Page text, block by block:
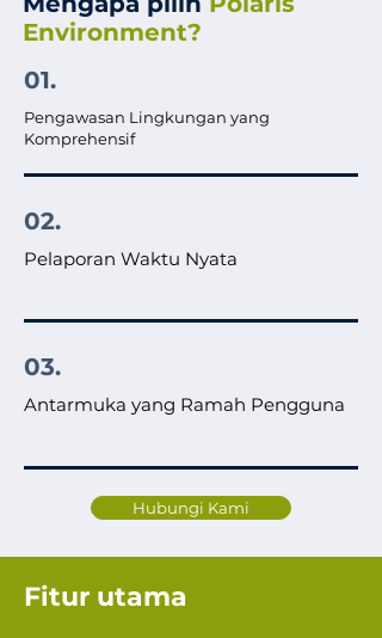
Environment?
01.
Pengawasan Lingkungan yang
Komprehensif
02.
Pelaporan Waktu Nyata
03.
Antarmuka yang Ramah Pengguna
Hubungi Kami
Fitur utama